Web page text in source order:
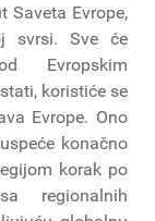
Saveta Evrope,
svrsi. Sve će
Evropskim
koristiće se
Evrope. Ono
konačno
korak po
regionalnih